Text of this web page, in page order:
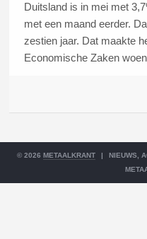
Duitsland is in mei met
met een maand eerder.
zestien jaar. Dat maakte
Economische Zaken
© 2026 METAALKRANT
NIEUWS,